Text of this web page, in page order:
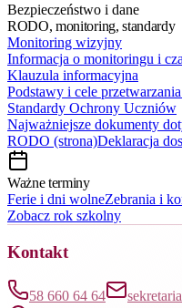
Bezpieczeństwo i dane
RODO, monitoring, standardy
Monitoring wizyjny
Informacja o monitoringu i
Klauzula informacyjna
Podstawy i cele
Standardy Ochrony Uczniów
Najważniejsze dokumenty
RODO (strona)Deklaracja
Ważne terminy
Ferie i dni wolneZebrania i
Zobacz rok szkolny
Kontakt
58 660 64 64